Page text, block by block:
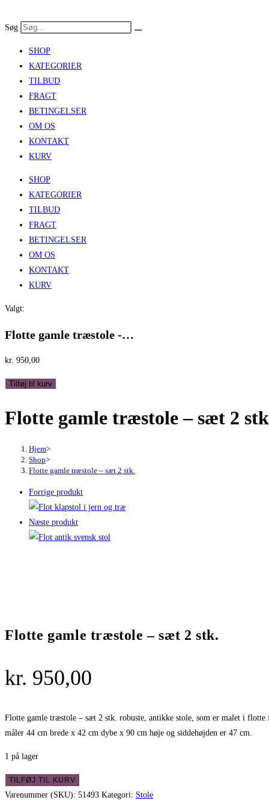
to
Søg
SHOP
KATEGORIER
TILBUD
FRAGT
BETINGELSER
OM OS
KONTAKT
KURV
SHOP
KATEGORIER
TILBUD
FRAGT
BETINGELSER
OM OS
KONTAKT
KURV
Valgt:
Flotte gamle træstole -…
kr. 950,00
Flotte
træstole
Tilføj til kurv
Flotte gamle træstole – sæt 2
Hjem>
Shop>
Flotte gamle træstole – sæt 2 stk.
Forrige produkt
Næste produkt
Flotte gamle træstole – sæt 2 stk.
kr. 950,00
Flotte gamle træstole – sæt 2 stk. robuste, antikke stole, som er malet i
måler 44 cm brede x 42 cm dybe x 90 cm høje og siddehøjden er 47 cm.
1 på lager
Flotte
gamle
TILFØJ TIL KURV
Varenummer (SKU): 51493 Kategori: Stole